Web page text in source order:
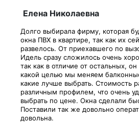
Елена Николаевна
Долго выбирала фирму, которая
окна ПВХ в квартире, так как их
развелось. От приехавшего по
Идель сразу сложилось очень
так как в отличие от остальных,
какой целью мы меняем
какие лучше выбрать. Стоимость
различным профилем, что очень
выбрать по цене. Окна сделали
Поставили так же довольно
довольна.